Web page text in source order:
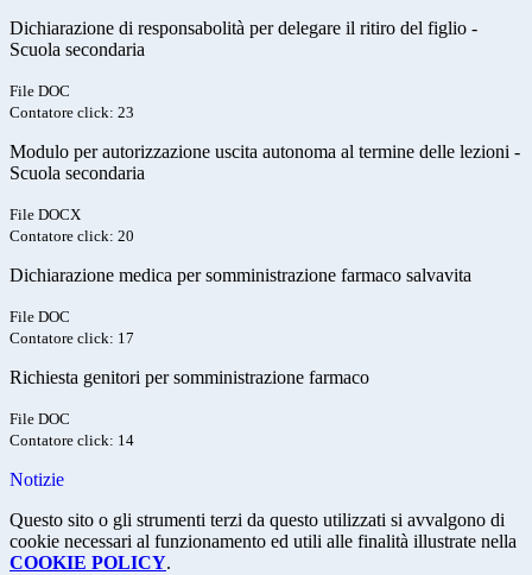
Dichiarazione di responsabolità per delegare il ritiro del figlio -
Scuola secondaria
File DOC
Contatore click: 23
Modulo per autorizzazione uscita autonoma al termine delle lezioni -
Scuola secondaria
File DOCX
Contatore click: 20
Dichiarazione medica per somministrazione farmaco salvavita
File DOC
Contatore click: 17
Richiesta genitori per somministrazione farmaco
File DOC
Contatore click: 14
Notizie
Questo sito o gli strumenti terzi da questo utilizzati si avvalgono di
cookie necessari al funzionamento ed utili alle finalità illustrate nella
COOKIE POLICY.